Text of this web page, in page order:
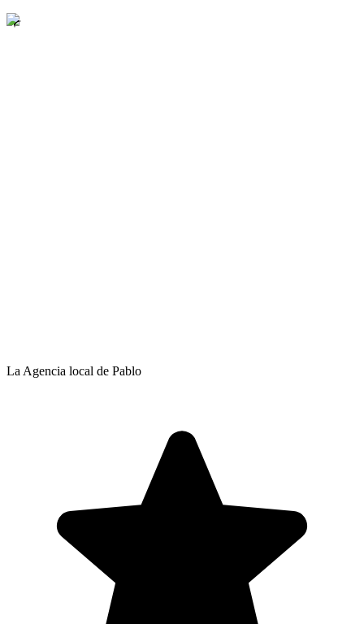
La Agencia local de Pablo